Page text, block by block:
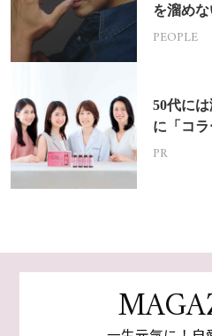
を溜め
PEOPLE
50代に
に「コ
PR